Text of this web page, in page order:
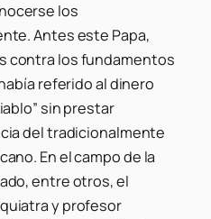
los
Antes este Papa,
contra los fundamentos
referido al dinero
sin prestar
del tradicionalmente
En el campo de la
entre otros, el
y profesor